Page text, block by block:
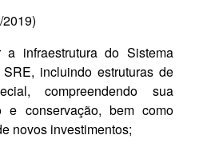
2019)
infraestrutura do Sistema
incluindo estruturas de
compreendendo sua
e conservação, bem como
novos investimentos;